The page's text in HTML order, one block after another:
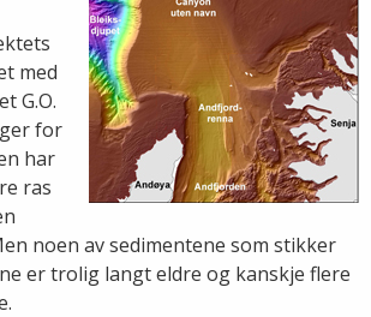
med
G.O.
for
har
ras
noen av sedimentene som stikker
er trolig langt eldre og kanskje flere